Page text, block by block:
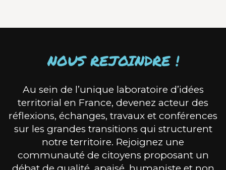
NOUS REJOINDRE !
Au sein de l’unique laboratoire d’idées
territorial en France, devenez acteur des
réflexions, échanges, travaux et conférences
sur les grandes transitions qui structurent
notre territoire. Rejoignez une
communauté de citoyens proposant un